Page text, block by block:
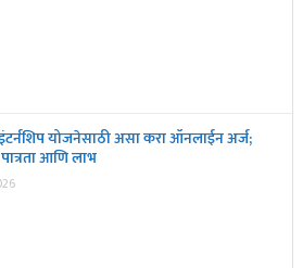
इंटर्नशिप योजनेसाठी असा करा ऑनलाईन अर्ज;
आणि लाभ